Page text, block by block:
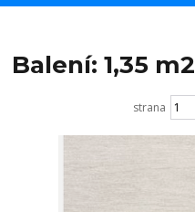
Balení: 1,35 m2
strana